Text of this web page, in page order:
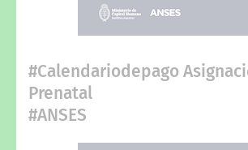
#Calendariodepago
Prenatal
#ANSES